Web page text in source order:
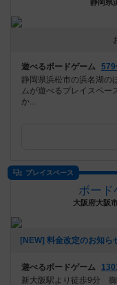
静岡県
遊べるボードゲーム 579
静岡県浜松市の浜名湖の
ムが遊べるプレイスペー
か...
プレイスペース
ボー
大阪府大阪
[NEW] 料金改定のお知ら
遊べるボードゲーム
新大阪駅より徒歩9分